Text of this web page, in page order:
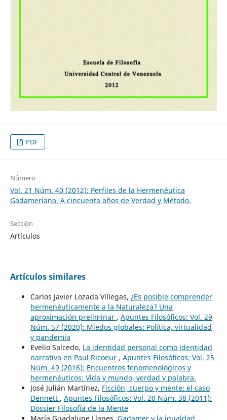
PDF
Número
Vol. 21 Núm. 40 (2012): Perfiles de la Hermenéutica
Gadameriana. A cincuenta años de Verdad y Método.
Sección
Artículos
Artículos similares
Carlos Javier Lozada Villegas, ¿Es posible comprender
hermenéuticamente a la Naturaleza? Una
aproximación preliminar , Apuntes Filosóficos: Vol. 29
Núm. 57 (2020): Miedos globales: Política, virtualidad
y pandemia
Evelio Salcedo, La identidad personal como identidad
narrativa en Paul Ricoeur , Apuntes Filosóficos: Vol. 25
Núm. 49 (2016): Encuentros fenomenológicos y
hermenéuticos: Vida y mundo, verdad y palabra.
José Julián Martínez, Ficción, cuerpo y mente: el caso
Dennett , Apuntes Filosóficos: Vol. 20 Núm. 38 (2011):
Dossier Filosofía de la Mente